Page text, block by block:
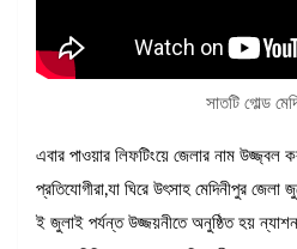
সাতটি গোল্ড
এবার পাওয়ার লিফটিংয়ে জেলার নাম উজ্জ্বল
প্রতিযোগীরা,যা ঘিরে উৎসাহ মেদিনীপুর
ই জুলাই পর্যন্ত উজ্জয়নীতে অনুষ্ঠিত হয়